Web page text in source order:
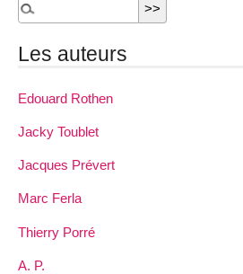
Les auteurs
Edouard Rothen
Jacky Toublet
Jacques Prévert
Marc Ferla
Thierry Porré
A. P.